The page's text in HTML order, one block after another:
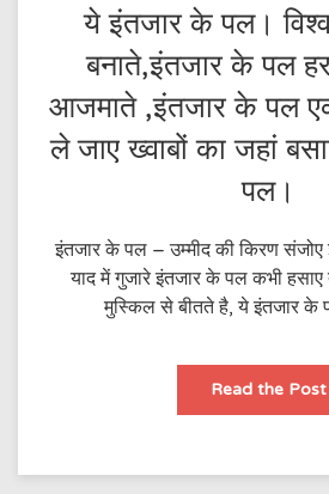
ये इंतजार के पल।
बनाते,इंतजार के पल
आजमाते ,इंतजार के पल
ले जाए ख्वाबों का जहां
पल।
इंतजार के पल – उम्मीद की किरण संजोए
याद में गुजारे इंतजार के पल कभी हसाए
मुस्किल से बीतते है, ये इंतजार
Read the Post